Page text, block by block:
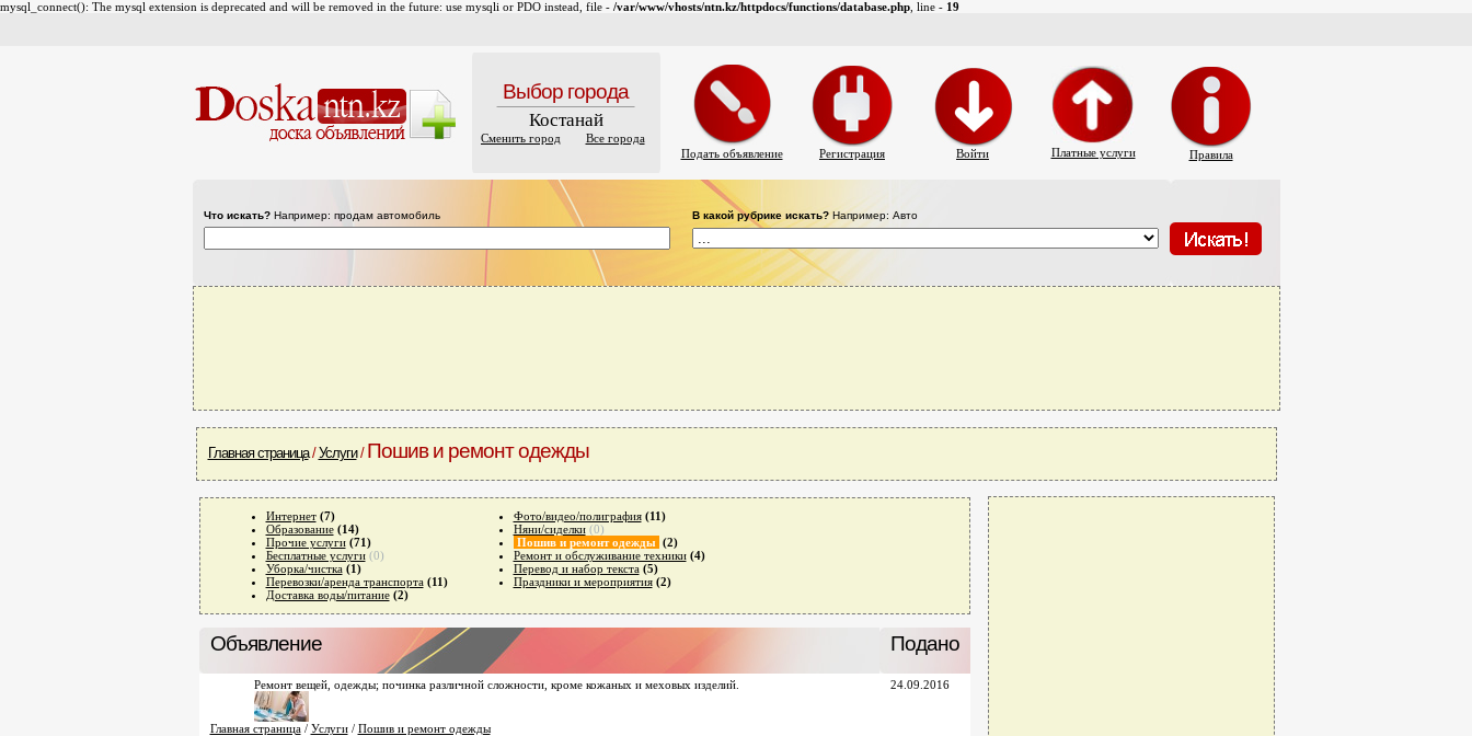
mysql_connect(): The mysql extension is deprecated and will be removed in the future: use mysqli or PDO instead, file - /var/www/vhosts/ntn.kz/httpdocs/functions/database.php , line - 19
Выбор города
Костанай
Сменить город
Все города
Подать объявление
Регистрация Войти Платные услуги Правила
Что искать?Например: продам автомобиль В какой рубрике искать?Например: Авто
Главная страница/Услуги/ Пошив и ремонт одежды
Интернет (7)
Образование (14)
Прочие услуги (71)
Бесплатные услуги (0)
Уборка/чистка (1)
Перевозки/аренда транспорта (11)
Доставка воды/питание (2)
Фото/видео/полиграфия (11)
Няни/сиделки (0)
Пошив и ремонт одежды (2)
Ремонт и обслуживание техники (4)
Перевод и набор текста (5)
Праздники и мероприятия (2)
Объявление Подано
Ремонт вещей, одежды; починка различной сложности, кроме кожаных и меховых изделий.
Главная страница/ Услуги/ Пошив и ремонт одежды
24.09.2016